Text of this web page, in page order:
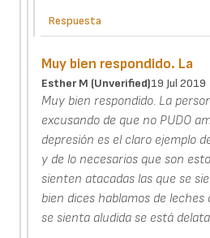
Respuesta
Muy bien respondido. La
Esther M (unverified)19 Jul 2019
Muy bien respondido. La
excusando de que no PUDO
depresión es el claro ejemplo
y de lo necesarios que son
sienten atacadas las que se
bien dices hablamos de leches
se sienta aludida se está